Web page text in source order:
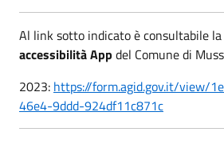
Al link sotto indicato è consultabile la
accessibilità App del Comune di
2023: https://form.agid.gov.it/view/
46e4-9ddd-924df11c871c